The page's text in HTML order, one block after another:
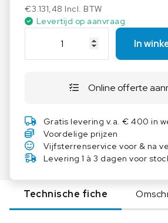
€3.131,48 Incl. BTW
Levertijd op aanvraag
e
H
A
A
K
P
o
l
In
Online offerte
Gratis levering v.a. € 400 in
Voordelige prijzen
Vijfsterrenservice voor & na
Levering 1 à 3 dagen voor
Technische fiche